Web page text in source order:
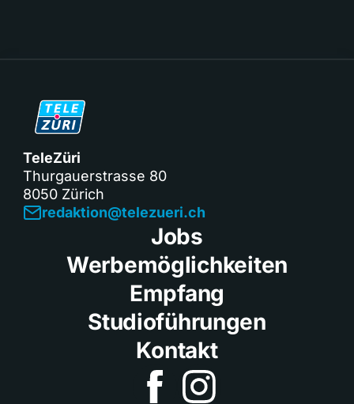
TeleZüri
Thurgauerstrasse 80
8050 Zürich
redaktion@telezueri.ch
Jobs
Werbemöglichkeiten
Empfang
Studioführungen
Kontakt